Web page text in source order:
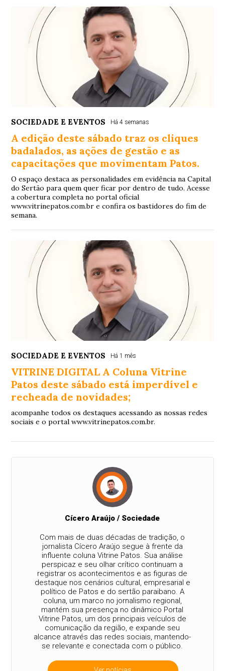
SOCIEDADE E EVENTOS Há 4 semanas
A edição deste sábado traz os cliques
badalados, as ações de gestão e as
capacitações que movimentam Patos.
O espaço destaca as personalidades em evidência na Capital
do Sertão para quem quer ficar por dentro de tudo. Acesse
a cobertura completa no portal oficial
www.vitrinepatos.com.br e confira os bastidores do fim de
semana.
SOCIEDADE E EVENTOS Há 1 mês
VITRINE DIGITAL A Coluna Vitrine
Patos deste sábado está imperdível e
recheada de novidades;
acompanhe todos os destaques acessando as nossas redes
sociais e o portal www.vitrinepatos.com.br.
Cícero Araújo / Sociedade
Com mais de duas décadas de tradição, o
jornalista Cícero Araújo segue à frente da
influente coluna Vitrine Patos. Sua análise
perspicaz e seu olhar crítico continuam a
registrar os acontecimentos e as figuras de
destaque nos cenários cultural, empresarial e
político de Patos e do sertão paraibano. A
coluna, um marco no jornalismo regional,
mantém sua presença no dinâmico Portal
Vitrine Patos, um dos principais veículos de
comunicação da região, e expande seu
alcance através das redes sociais, mantendo-
se relevante e conectada com o público.